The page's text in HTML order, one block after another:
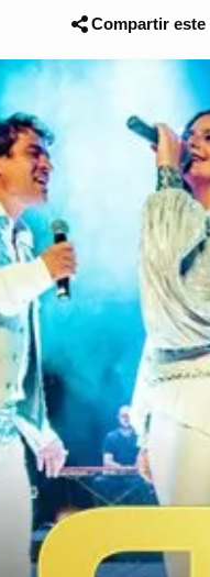
Compartir este